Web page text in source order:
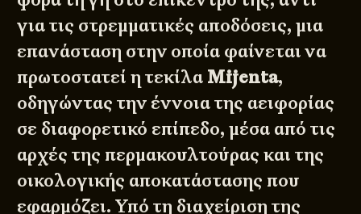
για τις στρεμματικές αποδόσεις, μια
επανάσταση στην οποία φαίνεται να
πρωτοστατεί η τεκίλα Mijenta,
οδηγώντας την έννοια της αειφορίας
σε διαφορετικό επίπεδο, μέσα από τις
αρχές της περμακουλτούρας και της
οικολογικής αποκατάστασης που
εφαρμόζει. Υπό τη διαχείριση της